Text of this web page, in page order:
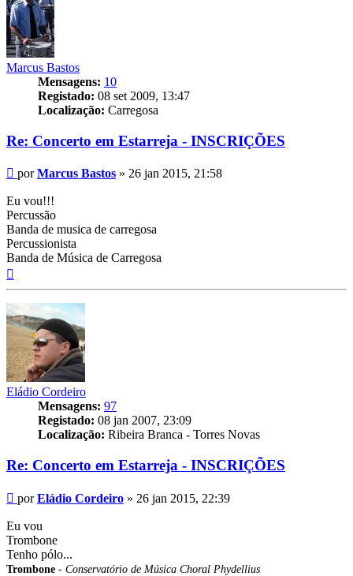
Marcus Bastos
Mensagens: 10
Registado: 08 set 2009, 13:47
Localização: Carregosa
Re: Concerto em Estarreja - INSCRIÇÕES
Mensagem
porMarcus Bastos » 26 jan 2015, 21:58
Eu vou!!!
Percussão
Banda de musica de carregosa
Percussionista
Banda de Música de Carregosa
Eládio Cordeiro
Mensagens: 97
Registado: 08 jan 2007, 23:09
Localização: Ribeira Branca - Torres Novas
Re: Concerto em Estarreja - INSCRIÇÕES
Mensagem
porEládio Cordeiro » 26 jan 2015, 22:39
Eu vou
Trombone
Tenho pólo...
Trombone - Conservatório de Música Choral Phydellius